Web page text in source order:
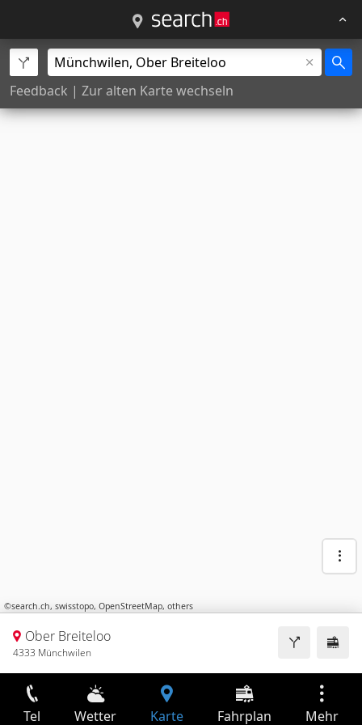
Feedback | Zur alten Karte wechseln
©search.ch, swisstopo, OpenStreetMap, others
Ober Breiteloo
4333 Münchwilen
Tel Wetter Karte Fahrplan Mehr